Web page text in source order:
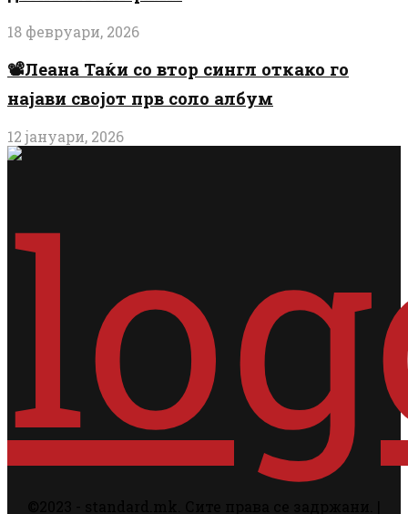
18 февруари, 2026
📽️Леана Таќи со втор сингл откако го
најави својот прв соло албум
12 јануари, 2026